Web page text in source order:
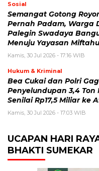
Sosial
Semangat Gotong
Pernah Padam, Warga
Palegin Swadaya
Menuju Yayasan
Kamis, 30 Jul 2026 - 17:16 WIB
Hukum & Kriminal
Bea Cukai dan Polri
Penyelundupan 3,4 Ton
Senilai Rp17,5 Miliar ke
Kamis, 30 Jul 2026 - 17:03 WIB
UCAPAN HARI
BHAKTI SUMEKAR